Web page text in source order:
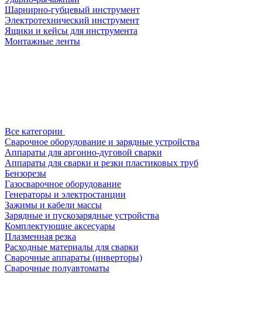
Шарнирно-губцевый инструмент
Электротехнический инструмент
Ящики и кейсы для инструмента
Монтажные ленты
Все категории
Сварочное оборудование и зарядные устройства
Аппараты для аргонно-дуговой сварки
Аппараты для сварки и резки пластиковых труб
Бензорезы
Газосварочное оборудование
Генераторы и электростанции
Зажимы и кабели массы
Зарядные и пускозарядные устройства
Комплектующие аксесуары
Плазменная резка
Расходные материалы для сварки
Сварочные аппараты (инверторы)
Сварочные полуавтоматы